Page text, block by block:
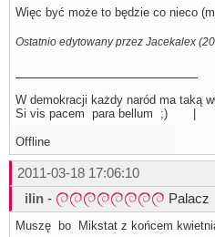
Polsat(TP
TVN(TP
TV Puls(TP
TV8(TP
Done.
Więc być może to będzie co nieco
Ostatnio edytowany przez Jacekalex
W demokracji każdy naród ma taką
Si vis pacem para bellum ;) |
Offline
2011-03-18 17:06:10
ilin - Palacz
Muszę bo Mikstat z końcem